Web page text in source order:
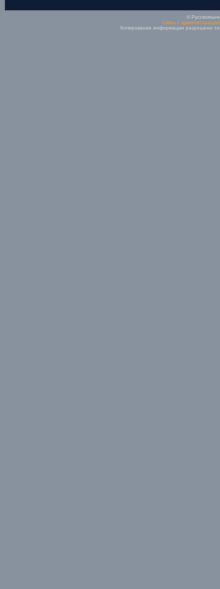
©
Связь с
Копирование информации разрешено